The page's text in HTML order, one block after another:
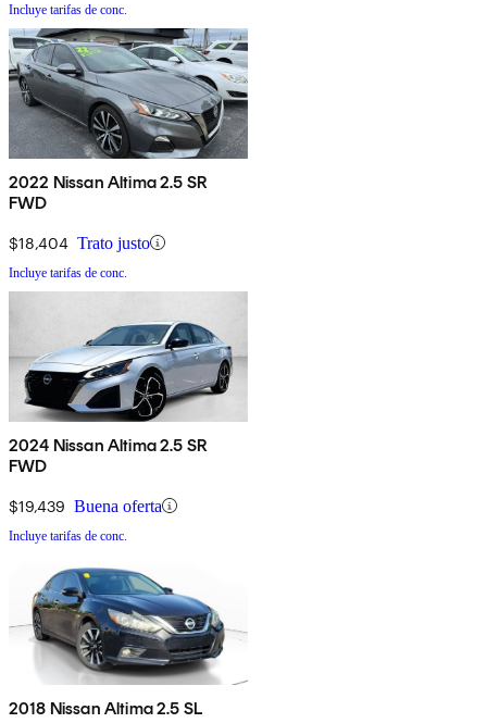
Incluye tarifas de conc.
2022 Nissan Altima 2.5 SR
FWD
$18,404 Trato justo
Incluye tarifas de conc.
2024 Nissan Altima 2.5 SR
FWD
$19,439 Buena oferta
Incluye tarifas de conc.
2018 Nissan Altima 2.5 SL